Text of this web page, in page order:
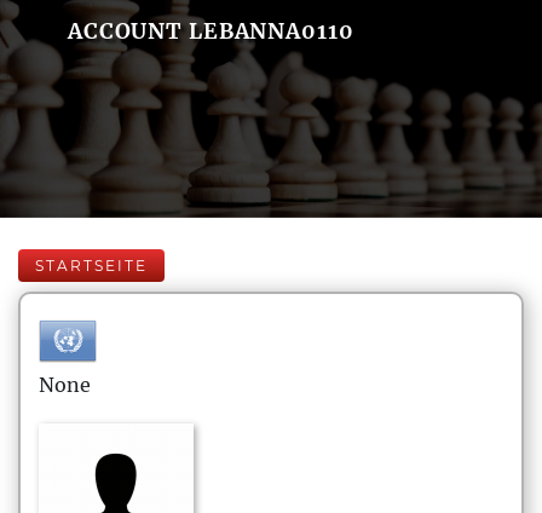
ACCOUNT LEBANNA0110
STARTSEITE
None